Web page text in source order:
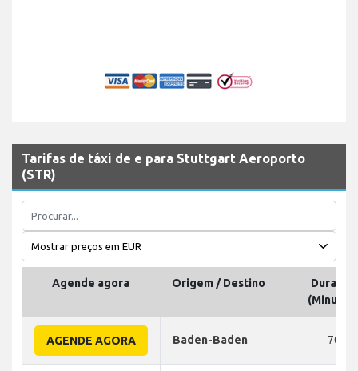
Tarifas de táxi de e para Stuttgart Aeroporto
(STR)
Agende agora Origem / Destino
Duração
(Minutos)
AGENDE AGORA Baden-Baden 70